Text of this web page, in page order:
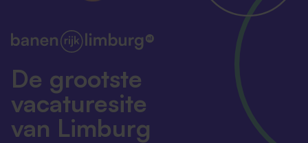
De grootste
vacaturesite
van Limburg